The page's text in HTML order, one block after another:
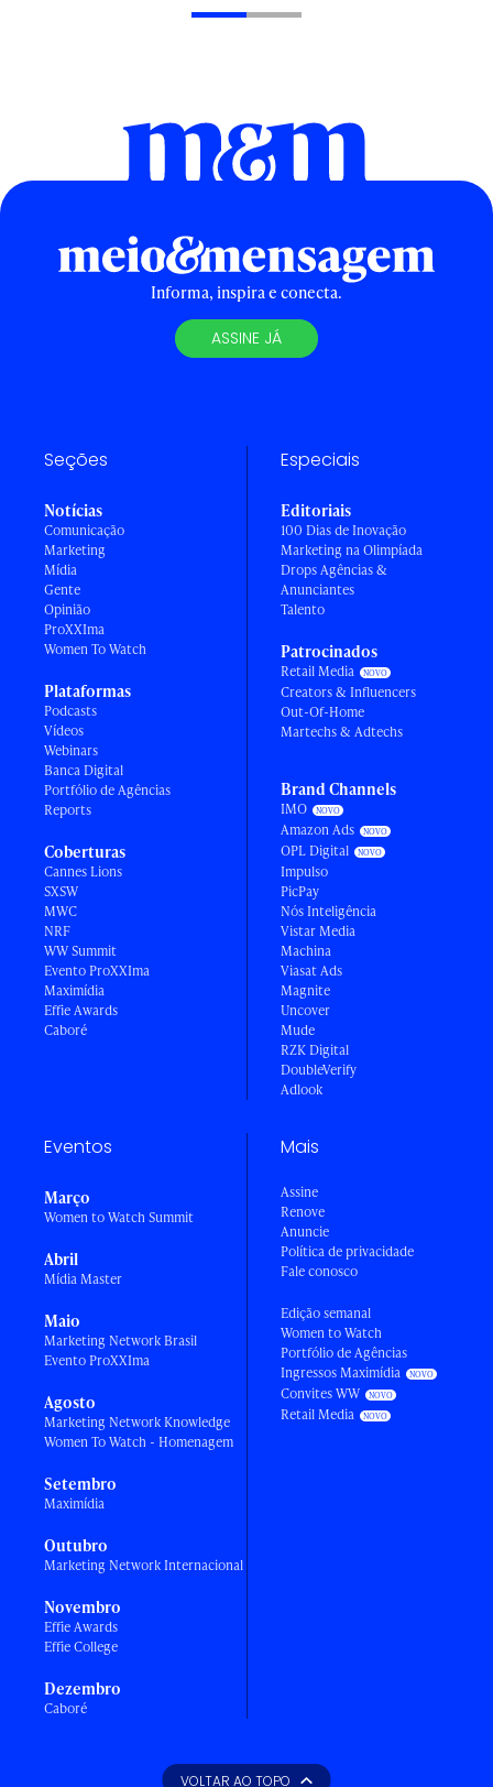
Informa, inspira e conecta.
ASSINE JÁ
Seções
Notícias
Comunicação
Marketing
Mídia
Gente
Opinião
ProXXIma
Women To Watch
Plataformas
Podcasts
Vídeos
Webinars
Banca Digital
Portfólio de Agências
Reports
Coberturas
Cannes Lions
SXSW
MWC
NRF
WW Summit
Evento ProXXIma
Maximídia
Effie Awards
Caboré
Especiais
Editoriais
100 Dias de Inovação
Marketing na Olimpíada
Drops Agências &
Anunciantes
Talento
Patrocinados
Retail Media
Creators & Influencers
Out-Of-Home
Martechs & Adtechs
Brand Channels
IMO
Amazon Ads
OPL Digital
Impulso
PicPay
Nós Inteligência
Vistar Media
Machina
Viasat Ads
Magnite
Uncover
Mude
RZK Digital
DoubleVerify
Adlook
Eventos
Março
Women to Watch Summit
Abril
Mídia Master
Maio
Marketing Network Brasil
Evento ProXXIma
Agosto
Marketing Network Knowledge
Women To Watch - Homenagem
Setembro
Maximídia
Outubro
Marketing Network Internacional
Novembro
Effie Awards
Effie College
Dezembro
Caboré
Mais
Assine
Renove
Anuncie
Política de privacidade
Fale conosco
Edição semanal
Women to Watch
Portfólio de Agências
Ingressos Maximídia
Convites WW
Retail Media
VOLTAR AO TOPO